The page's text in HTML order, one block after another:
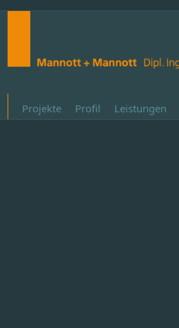
Projekte Profil Leistungen